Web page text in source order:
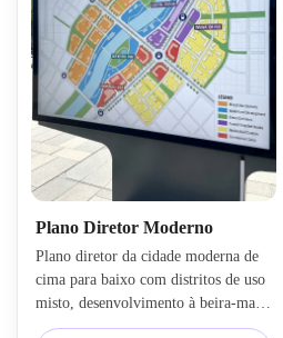
Plano Diretor Moderno
Plano diretor da cidade moderna de
cima para baixo com distritos de uso
misto, desenvolvimento à beira-mar,
corredores verdes, avenidas largas,